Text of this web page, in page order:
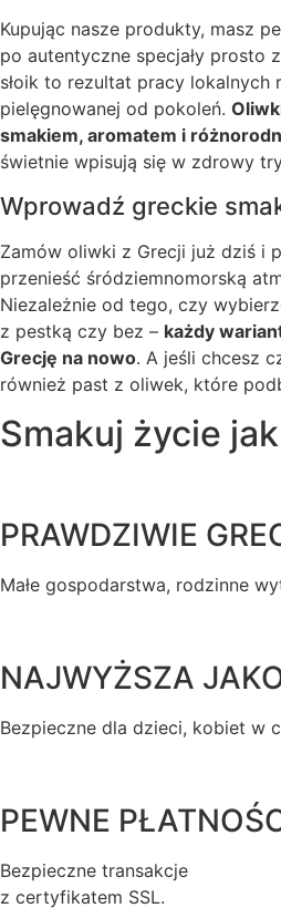
Kupując nasze produkty, masz
po autentyczne specjały prosto
słoik to rezultat pracy lokalnych
pielęgnowanej od pokoleń.
smakiem, aromatem i
świetnie wpisują się w zdrowy
Wprowadź greckie
Zamów oliwki z Grecji już dziś i
przenieść śródziemnomorską
Niezależnie od tego, czy
z pestką czy bez – każdy
Grecję na nowo. A jeśli chcesz
również past z oliwek, które
Smakuj życie
PRAWDZIWIE
Małe gospodarstwa, rodzinne
NAJWYŻSZA
Bezpieczne dla dzieci, kobiet w
PEWNE
Bezpieczne transakcje
z certyfikatem SSL.